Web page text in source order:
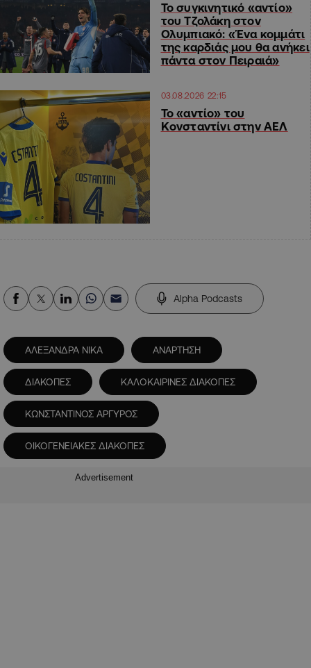
Το συγκινητικό «αντίο»
του Τζολάκη στον
Ολυμπιακό: «Ένα κομμάτι
της καρδιάς μου θα ανήκει
πάντα στον Πειραιά»
03.08.2026 22:15
Το «αντίο» του
Κονσταντίνι στην ΑΕΛ
Alpha Podcasts
ΑΛΕΞΑΝΔΡΑ ΝΙΚΑ ΑΝΑΡΤΗΣΗ
ΔΙΑΚΟΠΕΣ ΚΑΛΟΚΑΙΡΙΝΕΣ ΔΙΑΚΟΠΕΣ
ΚΩΝΣΤΑΝΤΙΝΟΣ ΑΡΓΥΡΟΣ
ΟΙΚΟΓΕΝΕΙΑΚΕΣ ΔΙΑΚΟΠΕΣ
Advertisement